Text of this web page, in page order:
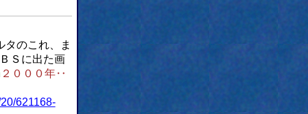
タのこれ、ま
Ｓに出た画
２０００年‥
621168-